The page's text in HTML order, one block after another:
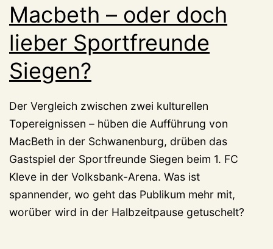
Macbeth – oder doch
lieber Sportfreunde
Siegen?
Der Vergleich zwischen zwei kulturellen
Topereignissen – hüben die Aufführung von
MacBeth in der Schwanenburg, drüben das
Gastspiel der Sportfreunde Siegen beim 1. FC
Kleve in der Volksbank-Arena. Was ist
spannender, wo geht das Publikum mehr mit,
worüber wird in der Halbzeitpause getuschelt?